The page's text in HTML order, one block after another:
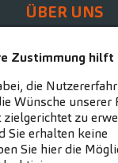
ÜBER UNS
Zustimmung hilft
die
Wünsche unserer
zu
Sie erhalten keine
Sie hier die